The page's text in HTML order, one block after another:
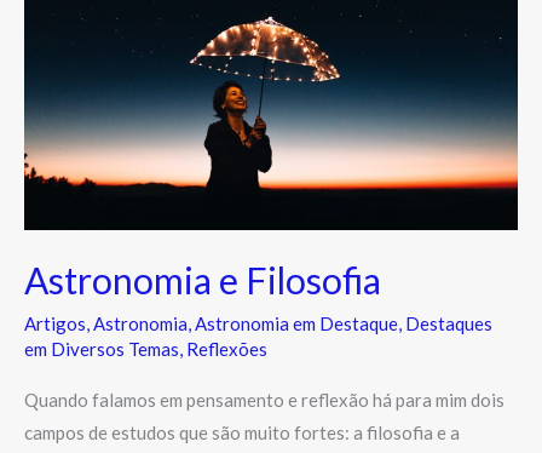
Astronomia e Filosofia
Artigos,Astronomia,Astronomia em Destaque, Destaques
em Diversos Temas, Reflexões
Quando falamos em pensamento e reflexão há para mim dois
campos de estudos que são muito fortes: a filosofia e a